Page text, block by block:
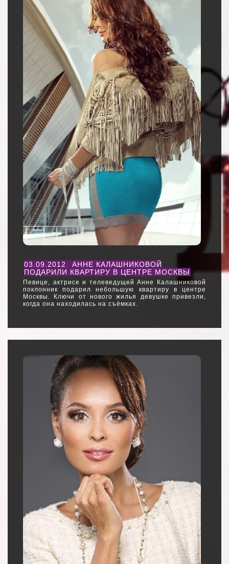
03.09.2012
АННЕ КАЛАШНИКОВОЙ
ПОДАРИЛИ КВАРТИРУ В ЦЕНТРЕ МОСКВЫ
Певице, актрисе и телеведущей Анне Калашниковой
поклонник подарил небольшую квартиру в центре
Москвы. Ключи от нового жилья девушке привезли,
когда она находилась на съёмках.